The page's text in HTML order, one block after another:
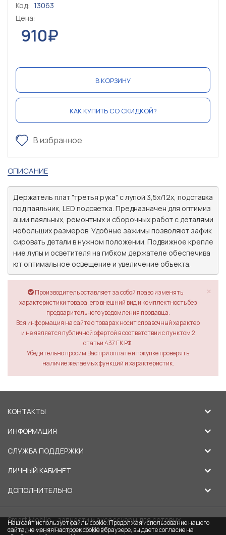
Код: 13063
Цена:
910₽
В КОРЗИНУ
КАК КУПИТЬ СО СКИДКОЙ?
В избранное
ОПИСАНИЕ
Держатель плат "третья рука" с лупой 3,5х/12х, подставка
под паяльник, LED подсветка. Предназначен для оптимиз
ации паяльных, ремонтных и сборочных работ с деталями
небольших размеров. Удобные зажимы позволяют зафик
сировать детали в нужном положении. Подвижное крепле
ние лупы и осветителя на гибком держателе обеспечива
×
Производитель оставляет за собой право изменять
характеристики товара, его внешний вид и комплектность без
предварительного уведомления продавца.
Вся информация на сайте о товарах носит справочный характер
и не является публичной офертой в соответствии с пунктом 2
статьи 437 ГК РФ.
Убедительно просим Вас при оплате и покупке проверять
наличие желаемых функций и характеристик.
КОНТАКТЫ
ИНФОРМАЦИЯ
СЛУЖБА ПОДДЕРЖКИ
ЛИЧНЫЙ КАБИНЕТ
ДОПОЛНИТЕЛЬНО
Smart Mobile - запчасти и аксессуары для сотовых
телефонов в Липецке © 2026
Наш сайт использует файлы cookie. Продолжая использование нашего
сайта, не меняя настроек cookie в браузере, вы даете согласие на